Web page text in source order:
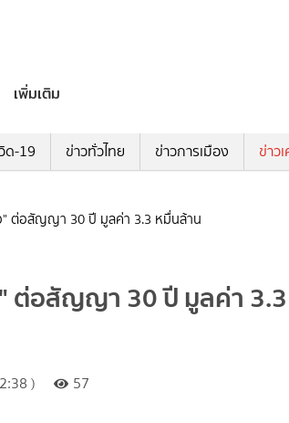
เพิ่มเติม
ด-19 ข่าวทั่วไทย ข่าวการเมือง ข่าว
" ต่อสัญญา 30 ปี มูลค่า 3.3 หมื่นล้าน
ต่อสัญญา 30 ปี มูลค่า
) 57